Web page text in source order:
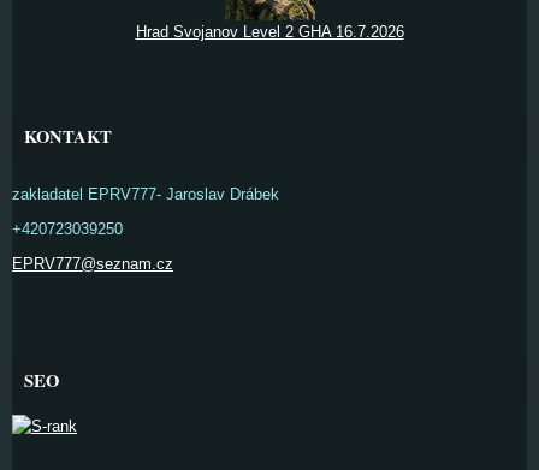
Hrad Svojanov Level 2 GHA 16.7.2026
KONTAKT
zakladatel EPRV777- Jaroslav Drábek
+420723039250
EPRV777@seznam.cz
SEO